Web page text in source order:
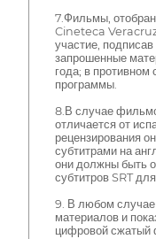
7.Фильмы,
Cineteca
участие,
запрошенные
года; в
программы.
8.В случае
отличается от
рецензирования
субтитрами на
они должны быть
субтитров SRT
9. В любом
материалов и
цифровой